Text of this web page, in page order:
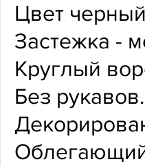
Цвет
Застежка -
Круглый
Без рукавов.